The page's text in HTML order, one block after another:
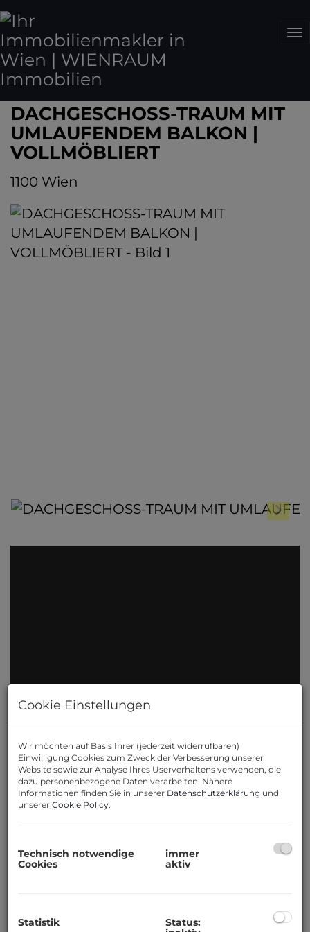
DACHGESCHOSS-TRAUM MIT
UMLAUFENDEM BALKON |
VOLLMÖBLIERT
1100 Wien
Beschreibung
Sehen Sie sich hier die exklusive
Video-Präsentation
si=2JDLYk0o-Gl7vnZP
Dachgeschosswohnung mit
Cookie Einstellungen
Wir möchten auf Basis Ihrer (jederzeit widerrufbaren)
Einwilligung Cookies zum Zweck der Verbesserung unserer
Website sowie zur Analyse Ihres Userverhaltens verwenden, die
dazu personenbezogene Daten verarbeiten. Nähere
Informationen finden Sie in unserer Datenschutzerklärung und
unserer Cookie Policy.
Technisch notwendige
Cookies
immer
aktiv
Statistik
Status: